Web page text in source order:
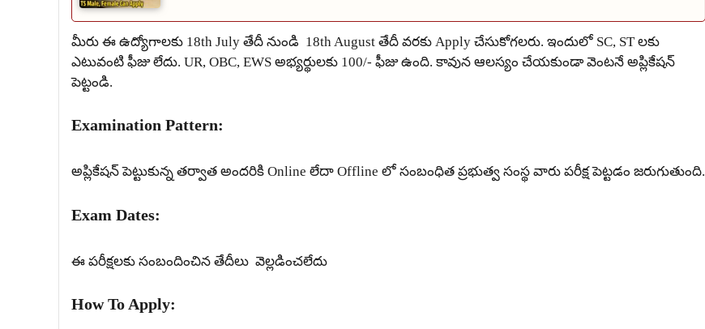
మీరు ఈ ఉద్యోగాలకు 18th July తేదీ నుండి 18th August తేదీ వరకు Apply చేసుకోగలరు. ఇందులో SC, ST లకు
ఎటువంటి ఫీజు లేదు. UR, OBC, EWS అభ్యర్థులకు 100/- ఫీజు ఉంది. కావున ఆలస్యం చేయకుండా వెంటనే అప్లికేషన్
పెట్టండి.
Examination Pattern:
అప్లికేషన్ పెట్టుకున్న తర్వాత అందరికి Online లేదా Offline లో సంబంధిత ప్రభుత్వ సంస్థ వారు పరీక్ష పెట్టడం జరుగుతుంది.
Exam Dates:
ఈ పరీక్షలకు సంబందించిన తేదీలు వెల్లడించలేదు
How To Apply: